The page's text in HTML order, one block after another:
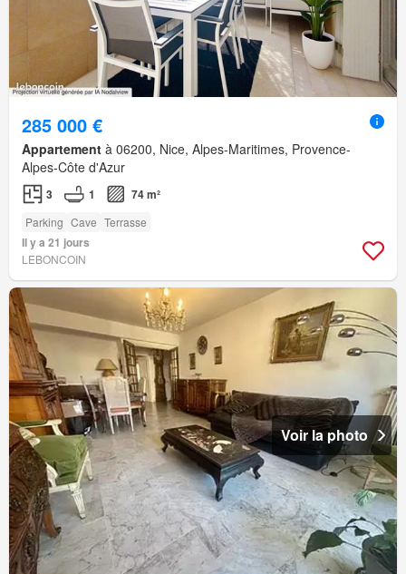
285 000 €
Appartement à 06200, Nice, Alpes-Maritimes, Provence-
Alpes-Côte d'Azur
3 1 74 m²
Parking Cave Terrasse
Il y a 21 jours
LEBONCOIN
Voir la photo